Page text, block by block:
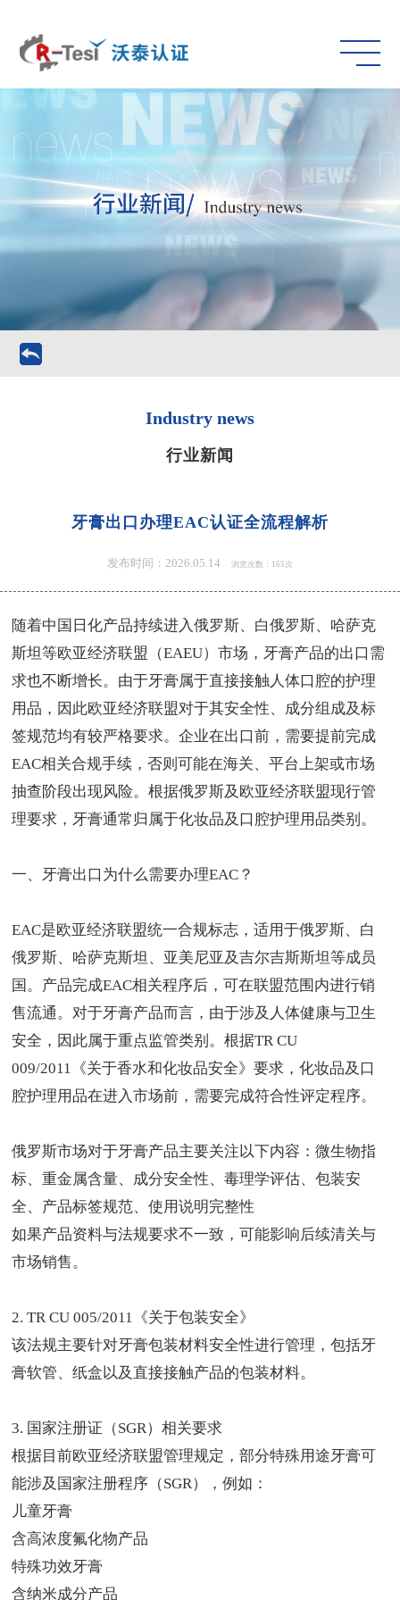
Industry news
行业新闻
牙膏出口办理EAC认证全流程解析
发布时间：2026.05.14 浏览次数：165次
随着中国日化产品持续进入俄罗斯、白俄罗斯、哈萨克
斯坦等欧亚经济联盟（EAEU）市场，牙膏产品的出口需
求也不断增长。由于牙膏属于直接接触人体口腔的护理
用品，因此欧亚经济联盟对于其安全性、成分组成及标
签规范均有较严格要求。企业在出口前，需要提前完成
EAC相关合规手续，否则可能在海关、平台上架或市场
抽查阶段出现风险。根据俄罗斯及欧亚经济联盟现行管
理要求，牙膏通常归属于化妆品及口腔护理用品类别。
一、 牙膏出口 为什么需要办理EAC？
EAC是欧亚经济联盟统一合规标志，适用于俄罗斯、白
俄罗斯、哈萨克斯坦、亚美尼亚及吉尔吉斯斯坦等成员
国。产品完成EAC相关程序后，可在联盟范围内进行销
售流通。对于牙膏产品而言，由于涉及人体健康与卫生
安全，因此属于重点监管类别。根据TR CU
009/2011《关于香水和化妆品安全》要求，化妆品及口
腔护理用品在进入市场前，需要完成符合性评定程序。
俄罗斯市场对于牙膏产品主要关注以下内容：微生物指
标、重金属含量、成分安全性、毒理学评估、包装安
全、产品标签规范、使用说明完整性
如果产品资料与法规要求不一致，可能影响后续清关与
市场销售。
2. TR CU 005/2011《关于包装安全》
该法规主要针对牙膏包装材料安全性进行管理，包括牙
膏软管、纸盒以及直接接触产品的包装材料。
3. 国家注册证 （SGR）相关要求
根据目前欧亚经济联盟管理规定，部分特殊用途牙膏可
能涉及国家注册程序（SGR），例如：
儿童牙膏
含高浓度氟化物产品
特殊功效牙膏
含纳米成分产品